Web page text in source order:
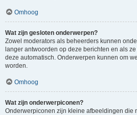
Omhoog
Wat zijn gesloten onderwerpen?
Zowel moderators als beheerders kunnen
langer antwoorden op deze berichten en als
deze automatisch. Onderwerpen kunnen om
worden.
Omhoog
Wat zijn onderwerpiconen?
Onderwerpiconen zijn kleine afbeeldingen die